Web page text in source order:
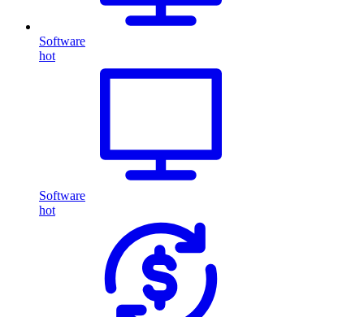
Software
hot
Software
hot